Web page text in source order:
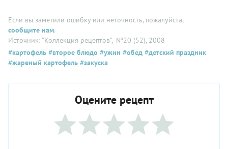
Если вы заметили ошибку или неточность, пожалуйста,
сообщите нам.
Источник: "Коллекция рецептов", №20 (52), 2008
#картофель #второе блюдо #ужин #обед #детский праздник
#жареный картофель #закуска
Оцените рецепт